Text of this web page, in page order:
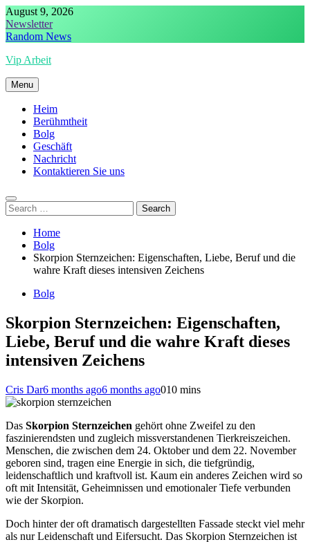
Skip
to
content
August 9, 2026
Newsletter
Random News
Vip Arbeit
Menu
Heim
Berühmtheit
Bolg
Geschäft
Nachricht
Kontaktieren Sie uns
Search
for:
Home
Bolg
Skorpion Sternzeichen: Eigenschaften, Liebe, Beruf und die
wahre Kraft dieses intensiven Zeichens
Bolg
Skorpion Sternzeichen: Eigenschaften,
Liebe, Beruf und die wahre Kraft dieses
intensiven Zeichens
Cris Dar6 months ago6 months ago010 mins
Das Skorpion Sternzeichen gehört ohne Zweifel zu den
faszinierendsten und zugleich missverstandenen Tierkreiszeichen.
Menschen, die zwischen dem 24. Oktober und dem 22. November
geboren sind, tragen eine Energie in sich, die tiefgründig,
leidenschaftlich und kraftvoll ist. Kaum ein anderes Zeichen wird so
oft mit Intensität, Geheimnissen und emotionaler Tiefe verbunden
wie der Skorpion.
Doch hinter der oft dramatisch dargestellten Fassade steckt viel mehr
als nur Leidenschaft und Eifersucht. Das Skorpion Sternzeichen ist